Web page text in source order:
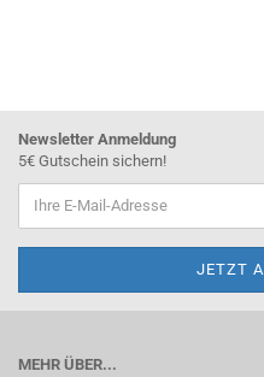
Newsletter Anmeldung
5€ Gutschein sichern!
MEHR ÜBER...